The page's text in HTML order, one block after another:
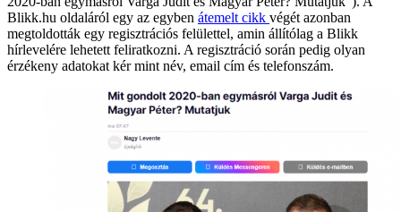
Blikk.hu oldaláról egy az egyben átemelt cikk végét azonban
megtoldották egy regisztrációs felülettel, amin állítólag a Blikk
hírlevelére lehetett feliratkozni. A regisztráció során pedig olyan
érzékeny adatokat kér mint név, email cím és telefonszám.